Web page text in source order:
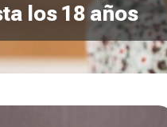
los 18 años